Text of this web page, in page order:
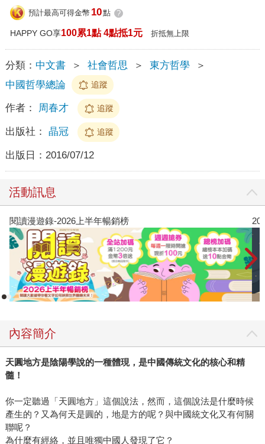
預計最高可得金幣 10點 ?
HAPPY GO享100累1點 4點抵1元 折抵無上限
分類： 中文書 ＞ 社會哲思 ＞ 東方哲學
＞
中國哲學總論
追蹤
作者： 周春才 追蹤
出版社： 晶冠 追蹤
出版日： 2016/07/12
活動訊息
閱讀漫遊錄-2026上半年暢銷榜
內容簡介
天圓地方是陰陽學說的一種體現，是中國傳統文化的核心和精
髓！
你一定聽過「天圓地方」這個說法，然而，這個說法是什麼時候
產生的？又為何天是圓的，地是方的呢？與中國統文化又有何關
聯呢？
為什麼有經絡，並且唯獨中國人發現了它？